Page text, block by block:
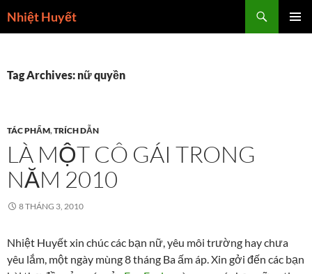
toNhiệt Huyết
Tag Archives: nữ quyền
TÁC PHẨM,TRÍCH DẪN
LÀ MỘT CÔ GÁI TRONG
NĂM 2010
8 THÁNG 3, 2010
Nhiệt Huyết xin chúc các bạn nữ, yêu môi trường hay chưa
yêu lắm, một ngày mùng 8 tháng Ba ấm áp. Xin gởi đến các bạn